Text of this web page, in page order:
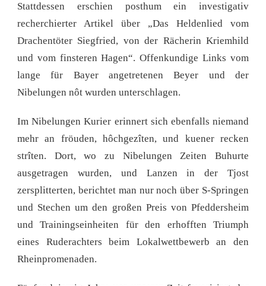
Stattdessen erschien posthum ein investigativ
recherchierter Artikel über „Das Heldenlied vom
Drachentöter Siegfried, von der Rächerin Kriemhild
und vom finsteren Hagen“. Offenkundige Links vom
lange für Bayer angetretenen Beyer und der
Nibelungen nôt wurden unterschlagen.
Im Nibelungen Kurier erinnert sich ebenfalls niemand
mehr an fröuden, hôchgezîten, und kuener recken
strîten. Dort, wo zu Nibelungen Zeiten Buhurte
ausgetragen wurden, und Lanzen in der Tjost
zersplitterten, berichtet man nur noch über S-Springen
und Stechen um den großen Preis von Pfeddersheim
und Trainingseinheiten für den erhofften Triumph
eines Ruderachters beim Lokalwettbewerb an den
Rheinpromenaden.